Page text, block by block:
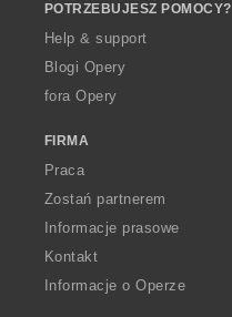
POTRZEBUJESZ POMOCY?
Help & support
Blogi Opery
fora Opery
FIRMA
Praca
Zostań partnerem
Informacje prasowe
Kontakt
Informacje o Operze